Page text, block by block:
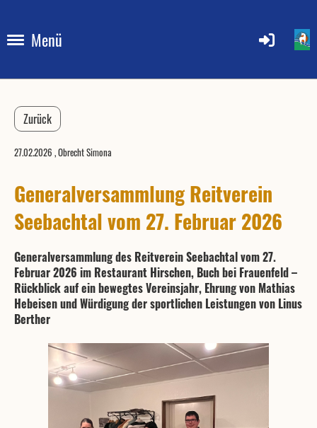
Menü
Zurück
27.02.2026 , Obrecht Simona
Generalversammlung Reitverein
Seebachtal vom 27. Februar 2026
Generalversammlung des Reitverein Seebachtal vom 27.
Februar 2026 im Restaurant Hirschen, Buch bei Frauenfeld –
Rückblick auf ein bewegtes Vereinsjahr, Ehrung von Mathias
Hebeisen und Würdigung der sportlichen Leistungen von Linus
Berther